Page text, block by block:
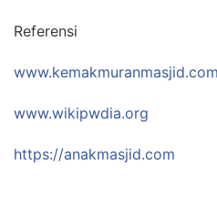
Referensi
www.kemakmuranmasjid.com
www.wikipwdia.org
https://anakmasjid.com